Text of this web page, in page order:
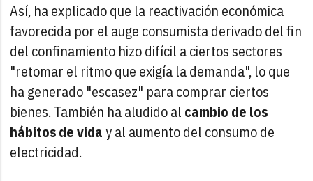
Así, ha explicado que la reactivación económica
favorecida por el auge consumista derivado del fin
del confinamiento hizo difícil a ciertos sectores
"retomar el ritmo que exigía la demanda", lo que
ha generado "escasez" para comprar ciertos
bienes. También ha aludido al cambio de los
hábitos de viday al aumento del consumo de
electricidad.